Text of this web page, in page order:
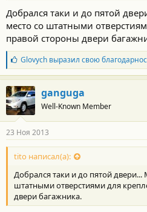
Добрался таки и до пятой
место со штатными
правой стороны двери
Б
л
а
г
о
д
а
н
о
с
и
:
Glovychвыразил свою
ganguga
Well-Known Member
23 Ноя 2013
tito написал(а):
Добрался таки и до пятой двери...
штатными отверстиями для
двери багажника.